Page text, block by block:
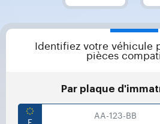
Identifiez votre véhicule
pièces
Par plaque